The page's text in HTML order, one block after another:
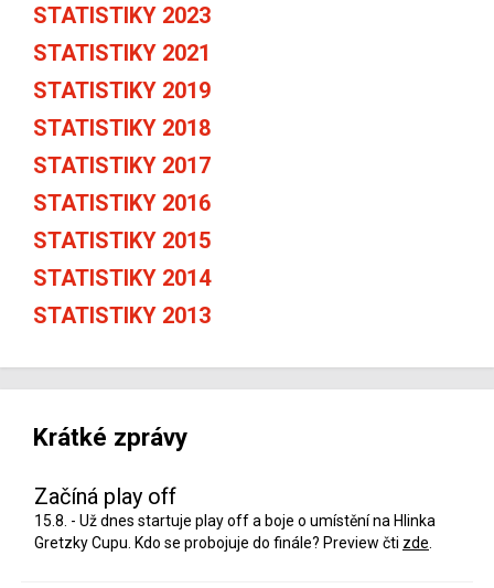
STATISTIKY 2023
STATISTIKY 2021
STATISTIKY 2019
STATISTIKY 2018
STATISTIKY 2017
STATISTIKY 2016
STATISTIKY 2015
STATISTIKY 2014
STATISTIKY 2013
Krátké zprávy
Začíná play off
15.8. - Už dnes startuje play off a boje o umístění na Hlinka
Gretzky Cupu. Kdo se probojuje do finále? Preview čti zde